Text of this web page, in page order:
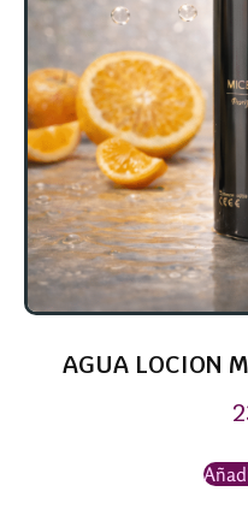
AGUA LOCION